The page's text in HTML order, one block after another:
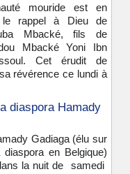
mouride est en
le rappel à Dieu de
Mbacké, fils de
Mbacké Yoni Ibn
Cet érudit de
révérence ce lundi à
diaspora Hamady
Gadiaga (élu sur
en Belgique)
la nuit de samedi